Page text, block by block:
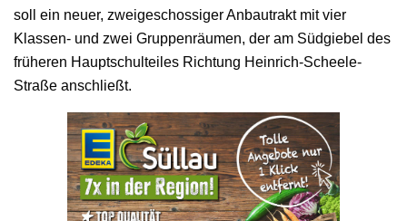
soll ein neuer, zweigeschossiger Anbautrakt mit vier
Klassen- und zwei Gruppenräumen, der am Südgiebel des
früheren Hauptschulteiles Richtung Heinrich-Scheele-
Straße anschließt.